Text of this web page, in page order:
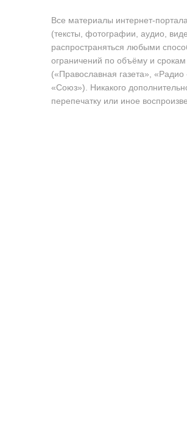
Все материалы интернет-
(тексты, фотографии, аудио,
распространяться любыми
ограничений по объёму и
(«Православная газета»,
«Союз»). Никакого
перепечатку или иное